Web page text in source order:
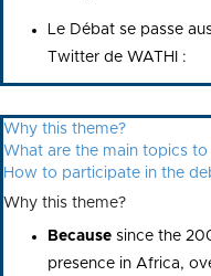
Le Débat se passe
Twitter de WATHI :
Why this theme?
What are the main topics
How to participate in the
Why this theme?
Because since the
presence in Africa,